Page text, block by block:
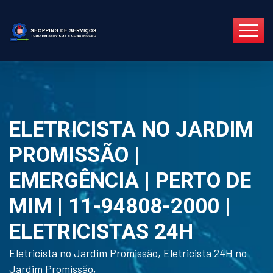
ELETRICISTA NO JARDIM
PROMISSÃO |
EMERGÊNCIA | PERTO DE
MIM | 11-94808-2000 |
ELETRICISTAS 24H
Eletricista no Jardim Promissão, Eletricista 24H no
Jardim Promissão,